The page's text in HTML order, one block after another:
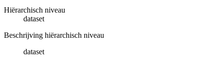
Hiërarchisch niveau
dataset
Beschrijving hiërarchisch niveau
dataset